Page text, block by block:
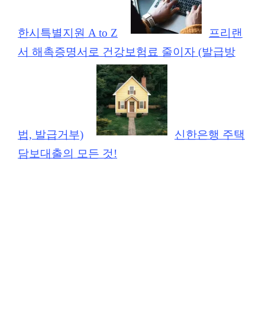
한시특별지원 A to Z
프리랜
서 해촉증명서로 건강보험료 줄이자 (발급방
법, 발급거부)
신한은행 주택
담보대출의 모든 것!